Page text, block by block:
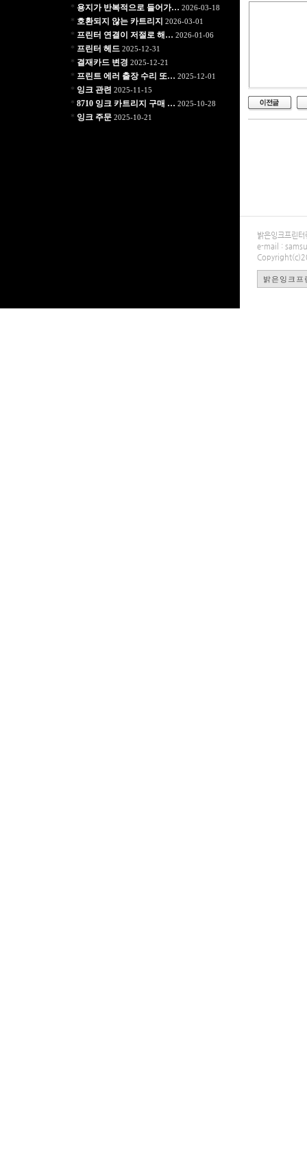
* 용지가 반복적으로 들어가… 2026-03-18
* 호환되지 않는 카트리지 2026-03-01
* 프린터 연결이 저절로 해… 2026-01-06
* 프린터 헤드 2025-12-31
* 결재카드 변경 2025-12-21
* 프린트 에러 출장 수리 또… 2025-12-01
* 잉크 관련 2025-11-15
* 8710 잉크 카트리지 구매 … 2025-10-28
* 잉크 주문2025-10-21
밝은잉크프
e-mail :
밝은잉크프